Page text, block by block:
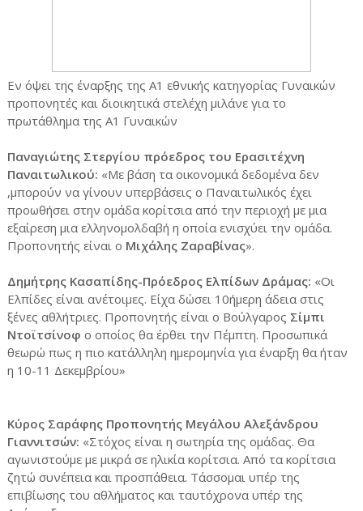
Εν όψει της έναρξης της Α1 εθνικής κατηγορίας Γυναικών
προπονητές και διοικητικά στελέχη μιλάνε για το
πρωτάθλημα της Α1 Γυναικών
Παναγιώτης Στεργίου πρόεδρος του Ερασιτέχνη
Παναιτωλικού: «Με βάση τα οικονομικά δεδομένα δεν
,μπορούν να γίνουν υπερβάσεις ο Παναιτωλικός έχει
προωθήσει στην ομάδα κορίτσια από την περιοχή με μια
εξαίρεση μια ελληνομολδαβή η οποία ενισχύει την ομάδα.
Προπονητής είναι ο Μιχάλης Ζαραβίνας».
Δημήτρης Κασαπίδης-Πρόεδρος Ελπίδων Δράμας: «Οι
Ελπίδες είναι ανέτοιμες. Είχα δώσει 10ήμερη άδεια στις
ξένες αθλήτριες. Προπονητής είναι ο Βούλγαρος Σίμπι
Ντοϊτσίνοφ ο οποίος θα έρθει την Πέμπτη. Προσωπικά
θεωρώ πως η πιο κατάλληλη ημερομηνία για έναρξη θα ήταν
η 10-11 Δεκεμβρίου»
Κύρος Σαράφης Προπονητής Μεγάλου Αλεξάνδρου
Γιαννιτσών: «Στόχος είναι η σωτηρία της ομάδας. Θα
αγωνιστούμε με μικρά σε ηλικία κορίτσια. Από τα κορίτσια
ζητώ συνέπεια και προσπάθεια. Τάσσομαι υπέρ της
επιβίωσης του αθλήματος και ταυτόχρονα υπέρ της